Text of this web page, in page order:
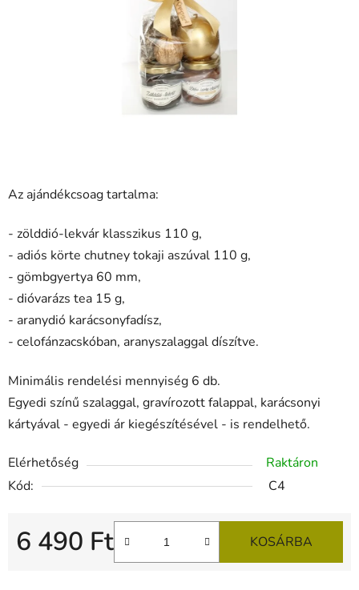
Az ajándékcsoag tartalma:
- zölddió-lekvár klasszikus 110 g,
- adiós körte chutney tokaji aszúval 110 g,
- gömbgyertya 60 mm,
- dióvarázs tea 15 g,
- aranydió karácsonyfadísz,
- celofánzacskóban, aranyszalaggal díszítve.
Minimális rendelési mennyiség 6 db.
Egyedi színű szalaggal, gravírozott falappal, karácsonyi
kártyával - egyedi ár kiegészítésével - is rendelhető.
Elérhetőség
Raktáron
Kód:
C4
6 490 Ft KOSÁRBA